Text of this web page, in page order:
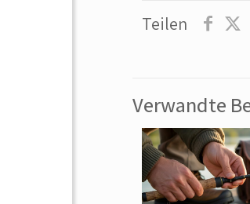
Teilen
Verwandte